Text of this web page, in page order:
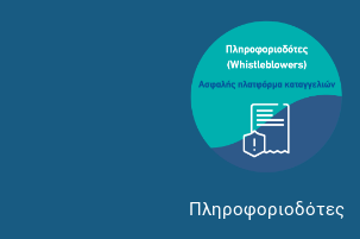
Πληροφοριοδότες